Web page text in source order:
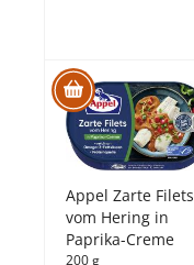
Appel Zarte Filets
vom Hering in
Paprika-Creme
200 g